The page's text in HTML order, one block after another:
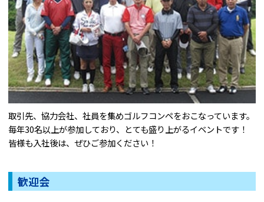
取引先、協力会社、社員を集めゴルフコンペをおこなっています。
毎年30名以上が参加しており、とても盛り上がるイベントです！
皆様も入社後は、ぜひご参加ください！
歓迎会